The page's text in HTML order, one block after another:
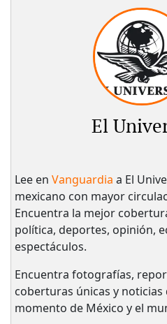
El
Lee en Vanguardia a El
mexicano con mayor
Encuentra la mejor
política, deportes, opinión,
espectáculos.
Encuentra fotografías,
coberturas únicas y noticias
momento de México y el